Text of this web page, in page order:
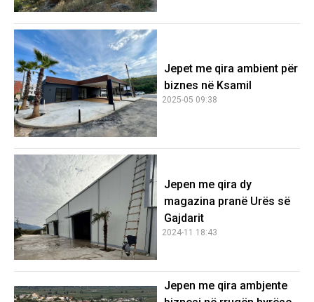
Jepet me qira ambient për
biznes në Ksamil
2025-05 09:38
Jepen me qira dy
magazina pranë Urës së
Gajdarit
2024-11 18:43
Jepen me qira ambjente